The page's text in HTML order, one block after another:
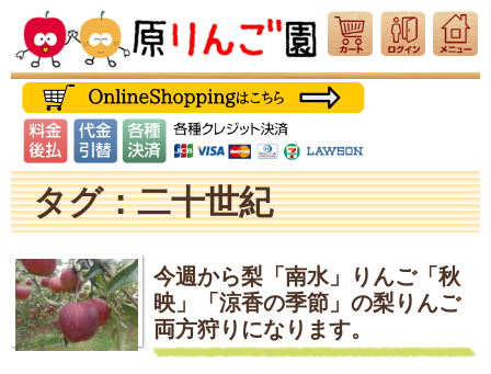
タグ：二十世紀
今週から梨「南水」りんご「秋
映」「涼香の季節」の梨りんご
両方狩りになります。